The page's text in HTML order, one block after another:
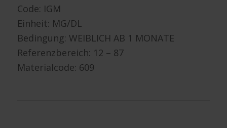
Code: IGM
Einheit: MG/DL
Bedingung: WEIBLICH AB 1 MONATE
Referenzbereich: 12 – 87
Materialcode: 609